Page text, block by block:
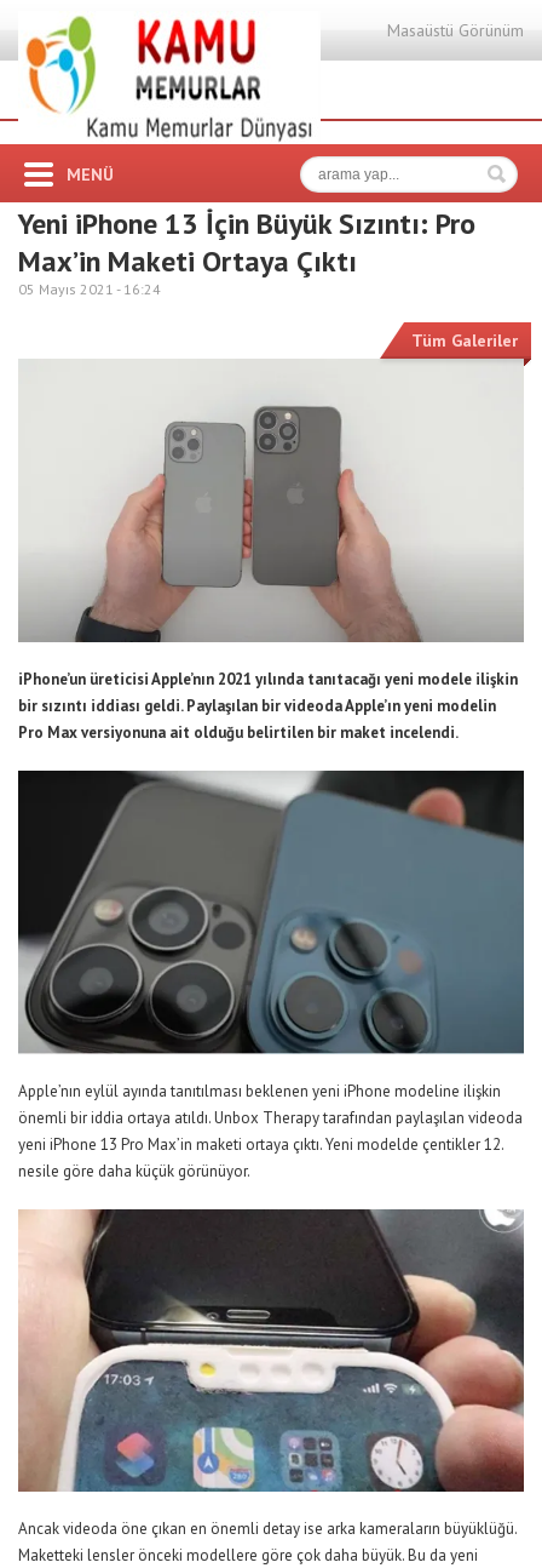
Masaüstü Görünüm
MENÜ
Yeni iPhone 13 İçin Büyük Sızıntı: Pro
Max’in Maketi Ortaya Çıktı
05 Mayıs 2021 - 16:24
Tüm Galeriler
iPhone’un üreticisi Apple’nın 2021 yılında tanıtacağı yeni modele ilişkin
bir sızıntı iddiası geldi. Paylaşılan bir videoda Apple’ın yeni modelin
Pro Max versiyonuna ait olduğu belirtilen bir maket incelendi.
Apple’nın eylül ayında tanıtılması beklenen yeni iPhone modeline ilişkin
önemli bir iddia ortaya atıldı. Unbox Therapy tarafından paylaşılan videoda
yeni iPhone 13 Pro Max’in maketi ortaya çıktı. Yeni modelde çentikler 12.
nesile göre daha küçük görünüyor.
Ancak videoda öne çıkan en önemli detay ise arka kameraların büyüklüğü.
Maketteki lensler önceki modellere göre çok daha büyük. Bu da yeni